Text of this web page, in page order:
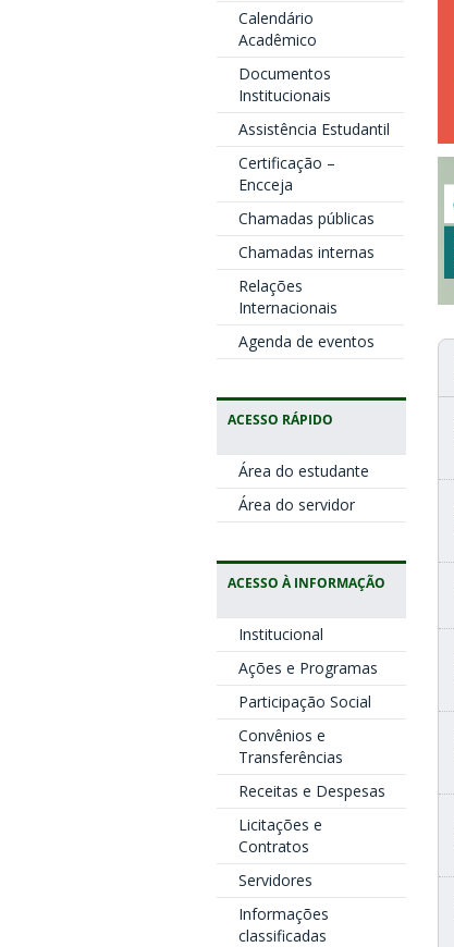
Calendário
Acadêmico
Documentos
Institucionais
Assistência Estudantil
Certificação –
Encceja
Chamadas públicas
Chamadas internas
Relações
Internacionais
Agenda de eventos
ACESSO RÁPIDO
Área do estudante
Área do servidor
ACESSO À INFORMAÇÃO
Institucional
Ações e Programas
Participação Social
Convênios e
Transferências
Receitas e Despesas
Licitações e
Contratos
Servidores
Informações
classificadas